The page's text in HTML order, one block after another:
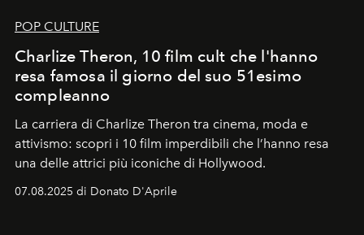
POP CULTURE
Charlize Theron, 10 film cult che l'hanno
resa famosa il giorno del suo 51esimo
compleanno
La carriera di Charlize Theron tra cinema, moda e
attivismo: scopri i 10 film imperdibili che l’hanno resa
una delle attrici più iconiche di Hollywood.
07.08.2025 di Donato D'Aprile